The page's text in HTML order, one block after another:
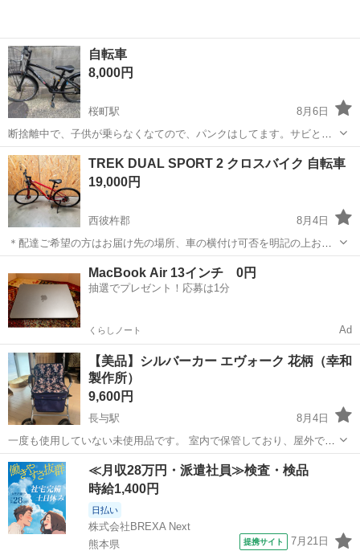
自転車
8,000円
桜町駅
8月6日
断捨離中で、子供が乗らなくなてので、パンクはしてます。サビとか
もあります。
長崎 長崎市 断捨離
TREK DUAL SPORT 2 クロスバイク 自転車
19,000円
西彼杵郡
8月4日
＊配達ご希望の方はお届け先の場所、車の横付け可否を明記の上お問
い合わせ下さい。 ＊引取りの際は必ず積載可能なお車でお越し下さ
い。 トレックのクロスバイクになります。 タイヤはパンクなのか両輪
空気抜けた状態です。 屋根付き車...
MacBook Air 13インチ 0円
抽選でプレゼント！応募は1分
くらしノート Ad
【美品】シルバーカー エヴォーク 花柄（幸和
製作所）
9,600円
長与駅
8月4日
一度も使用していない未使用品です。 室内で保管しており、屋外での
使用はありません。 高齢者の方の歩行補助やお買い物に便利なシルバ
ーカーです。 花柄デザインで見た目もおしゃれです。 ・未使用 ・室
内保管 ・状態良好 価格...
長崎 西彼杵郡 長与駅 その他 シルバーカー
≪月収28万円・派遣社員≫検査・検品
時給1,400円
日払い
株式会社BREXA Next
熊本県
提携サイト 7月21日